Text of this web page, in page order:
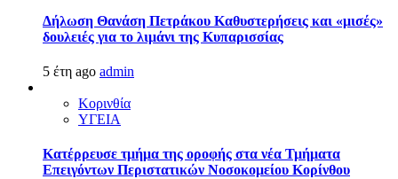
Δήλωση Θανάση Πετράκου Καθυστερήσεις και «μισές»
δουλειές για το λιμάνι της Κυπαρισσίας
5 έτη ago admin
Κορινθία
ΥΓΕΙΑ
Kατέρρευσε τμήμα της οροφής στα νέα Τμήματα
Επειγόντων Περιστατικών Νοσοκομείου Κορίνθου